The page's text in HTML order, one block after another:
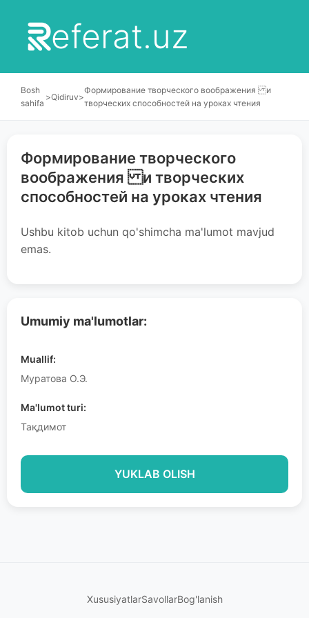
eferat.uz
Bosh
sahifa
>Qidiruv>
Формирование творческого воображения и
творческих способностей на уроках чтения
Umumiy ma'lumotlar:
Muallif:
Муратова О.Э.
Ma'lumot turi:
Тақдимот
YUKLAB OLISH
Формирование творческого
воображения и творческих
способностей на уроках чтения
Ushbu kitob uchun qo'shimcha ma'lumot mavjud
emas.
XususiyatlarSavollarBog'lanish